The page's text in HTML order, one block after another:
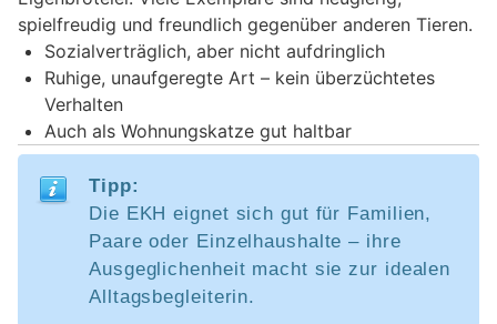
spielfreudig und freundlich gegenüber anderen Tieren.
Sozialverträglich, aber nicht aufdringlich
Ruhige, unaufgeregte Art – kein überzüchtetes
Verhalten
Auch als Wohnungskatze gut haltbar
Tipp:
Die EKH eignet sich gut für Familien,
Paare oder Einzelhaushalte – ihre
Ausgeglichenheit macht sie zur idealen
Alltagsbegleiterin.